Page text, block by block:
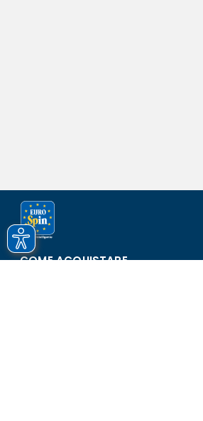
COME ACQUISTARE